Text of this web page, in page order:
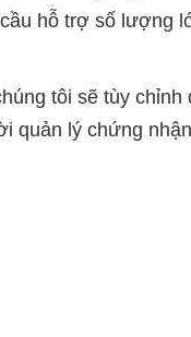
hỗ trợ số lượng
tôi sẽ tùy chỉnh
quản lý chứng